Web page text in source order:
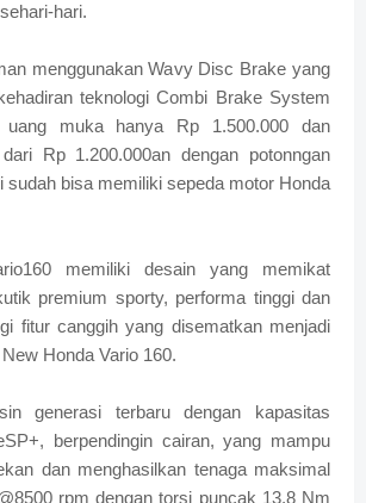
hari.
menggunakan Wavy Disc Brake yang
teknologi Combi Brake System
uang muka hanya Rp 1.500.000 dan
Rp 1.200.000an dengan potonngan
sudah bisa memiliki sepeda motor Honda
memiliki desain yang memikat
premium sporty, performa tinggi dan
fitur canggih yang disematkan menjadi
Honda Vario 160.
generasi terbaru dengan kapasitas
berpendingin cairan, yang mampu
dan menghasilkan tenaga maksimal
rpm dengan torsi puncak 13,8 Nm